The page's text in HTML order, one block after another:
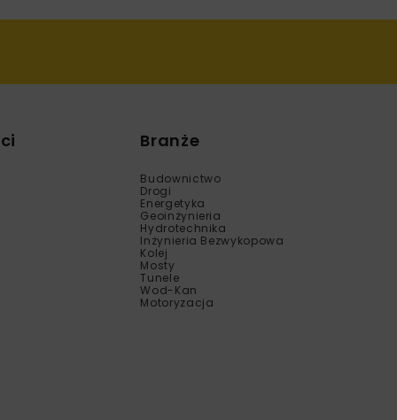
Branże
Budownictwo
Drogi
Energetyka
Geoinżynieria
Hydrotechnika
Inżynieria Bezwykopowa
Kolej
Mosty
Tunele
Wod-Kan
Motoryzacja